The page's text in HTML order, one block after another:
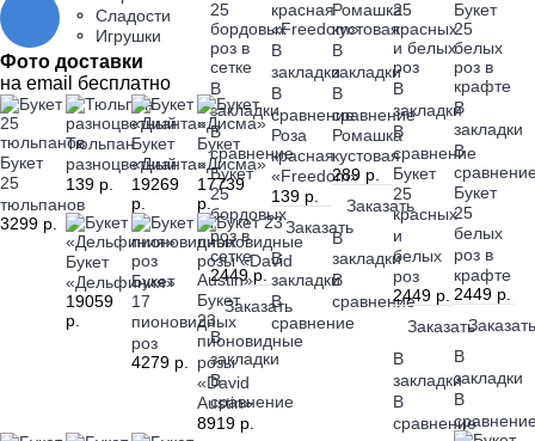
Сладости
Игрушки
В
закладки
В
сравнение
Букет
25
бордовых
роз в
сетке
2449 р.
Заказать
В
закладки
В
сравнение
В
закладки
В
сравнение
Роза
красная
«Freedom»
139 р.
Заказать
В
закладки
В
сравнение
В
закладки
В
сравнение
Ромашка
кустовая
289 р.
Заказать
В
закладки
В
сравнение
В
закладки
В
сравнение
Букет
25
красных
и
белых
роз
2449 р.
Заказать
В
закладки
В
сравнение
В
закладки
В
Букет
25
белых
роз в
крафте
2449 р.
Заказать
В
закладки
В
Фото доставки
на email бесплатно
Букет
25
тюльпанов
3299 р.
Тюльпан
разноцветный
139 р.
Букет
«Дианта»
19269
р.
Букет
«Дисма»
17739
р.
Букет
«Дельфиния»
19059
р.
Букет
17
пионовидных
роз
4279 р.
Букет
23
пионовидные
розы
«David
Austin»
8919 р.